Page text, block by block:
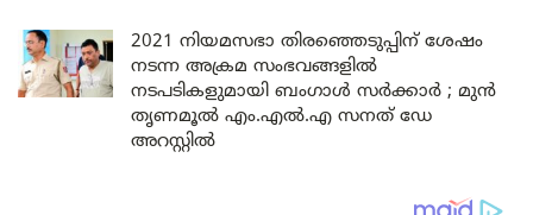
2021 നിയമസഭാ തിരഞ്ഞെടുപ്പിന് ശേഷം
നടന്ന അക്രമ സംഭവങ്ങളിൽ
നടപടികളുമായി ബംഗാൾ സർക്കാർ ; മുൻ
തൃണമൂൽ എം.എൽ.എ സനത് ഡേ
അറസ്റ്റിൽ